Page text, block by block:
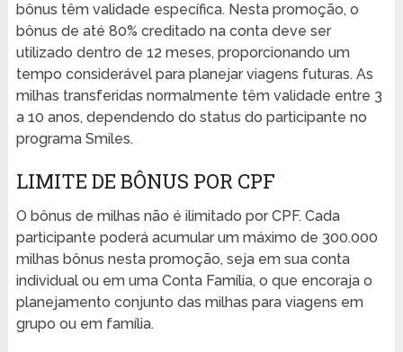
bônus têm validade específica. Nesta promoção, o
bônus de até 80% creditado na conta deve ser
utilizado dentro de 12 meses, proporcionando um
tempo considerável para planejar viagens futuras. As
milhas transferidas normalmente têm validade entre 3
a 10 anos, dependendo do status do participante no
programa Smiles.
LIMITE DE BÔNUS POR CPF
O bônus de milhas não é ilimitado por CPF. Cada
participante poderá acumular um máximo de 300.000
milhas bônus nesta promoção, seja em sua conta
individual ou em uma Conta Família, o que encoraja o
planejamento conjunto das milhas para viagens em
grupo ou em família.